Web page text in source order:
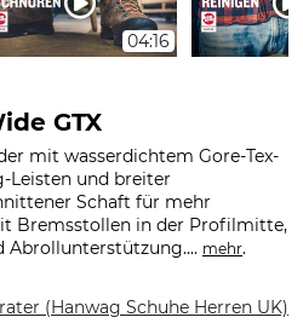
04:16
GTX
mit wasserdichtem Gore-Tex-
Leisten und breiter
Schaft für mehr
Bremsstollen in der Profilmitte,
mehr.
(Hanwag Schuhe Herren UK)